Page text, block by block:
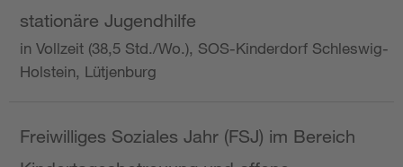
stationäre Jugendhilfe
in Vollzeit (38,5 Std./Wo.), SOS-Kinderdorf Schleswig-
Holstein, Lütjenburg
Freiwilliges Soziales Jahr (FSJ) im Bereich